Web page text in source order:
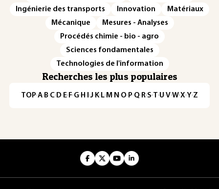
Ingénierie des transports
Innovation
Matériaux
Mécanique
Mesures - Analyses
Procédés chimie - bio - agro
Sciences fondamentales
Technologies de l'information
Recherches les plus populaires
TOP·A·B·C· D· E· F·G· H · ·J· K· L· M · N ·O· P·Q· R·S·T·U·V·W·X·Y·Z